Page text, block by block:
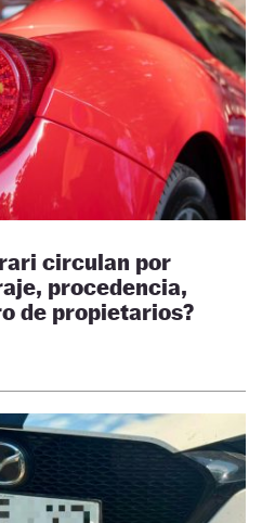
circulan por
procedencia,
de propietarios?